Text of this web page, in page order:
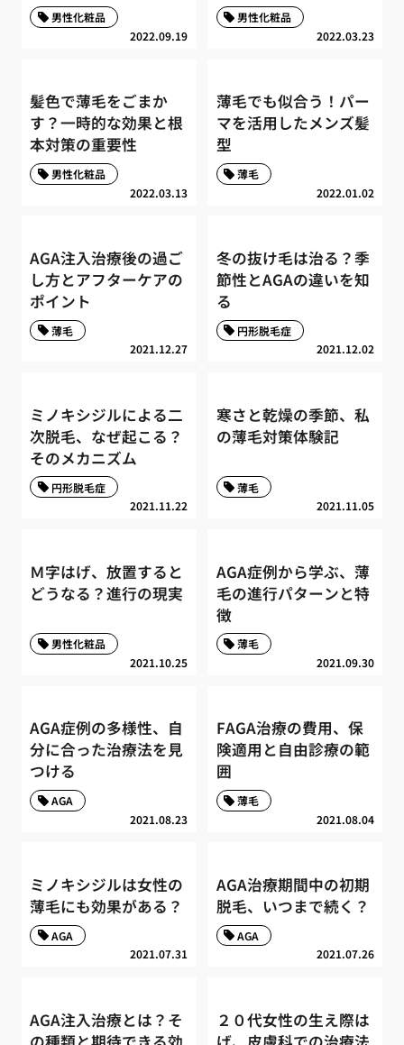
2022.09.19
男性化粧品
2022.03.23
男性化粧品
髪色で薄毛をごまか
す？一時的な効果と根
本対策の重要性
2022.03.13
男性化粧品
薄毛でも似合う！パー
マを活用したメンズ髪
型
2022.01.02
薄毛
AGA注入治療後の過ご
し方とアフターケアの
ポイント
2021.12.27
薄毛
冬の抜け毛は治る？季
節性とAGAの違いを知
る
2021.12.02
円形脱毛症
ミノキシジルによる二
次脱毛、なぜ起こる？
そのメカニズム
2021.11.22
円形脱毛症
寒さと乾燥の季節、私
の薄毛対策体験記
2021.11.05
薄毛
Ｍ字はげ、放置すると
どうなる？進行の現実
2021.10.25
男性化粧品
AGA症例から学ぶ、薄
毛の進行パターンと特
徴
2021.09.30
薄毛
AGA症例の多様性、自
分に合った治療法を見
つける
2021.08.23
AGA
FAGA治療の費用、保
険適用と自由診療の範
囲
2021.08.04
薄毛
ミノキシジルは女性の
薄毛にも効果がある？
2021.07.31
AGA
AGA治療期間中の初期
脱毛、いつまで続く？
2021.07.26
AGA
AGA注入治療とは？そ
２０代女性の生え際は